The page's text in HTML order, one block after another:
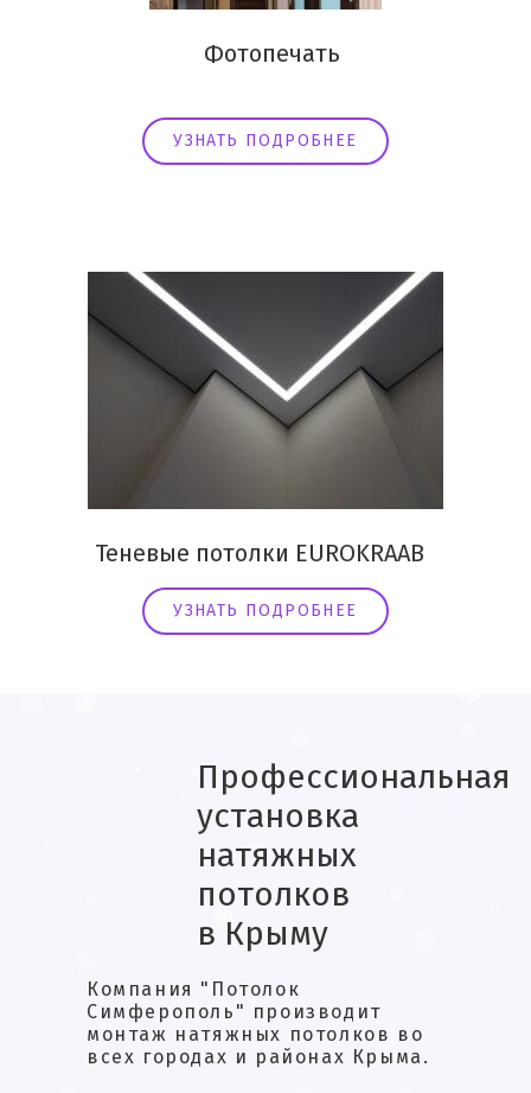
Фотопечать
УЗНАТЬ ПОДРОБНЕЕ
Теневые потолки EUROKRAAB
УЗНАТЬ ПОДРОБНЕЕ
❄
.
❆
*
* ❅
*
* *
❄
❄
Профессиональная
установка
натяжных
потолков
в Крыму
Компания "Потолок
Симферополь" производит
монтаж натяжных потолков во
всех городах и районах Крыма.